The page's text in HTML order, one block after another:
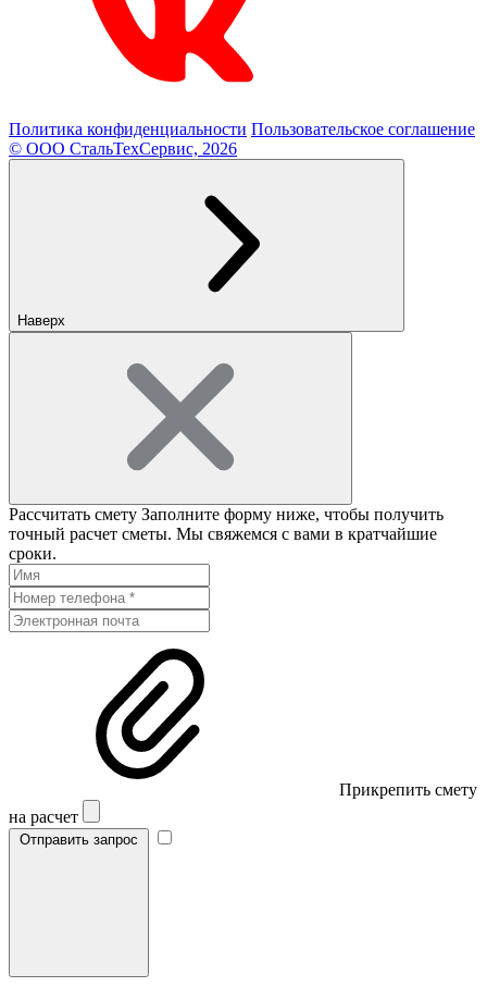
Политика конфиденциальности Пользовательское соглашение
© ООО СтальТехСервис, 2026
Наверх
Рассчитать смету Заполните форму ниже, чтобы получить
точный расчет сметы. Мы свяжемся с вами в кратчайшие
сроки.
Прикрепить смету
на расчет
Отправить запрос